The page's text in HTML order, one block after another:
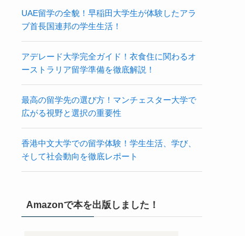
UAE留学の全貌！早稲田大学生が体験したアラ
ブ首長国連邦の学生生活！
アデレード大学完全ガイド！衣食住に関わるオ
ーストラリア留学準備を徹底解説！
最高の留学先の選び方！マンチェスター大学で
広がる視野と選択の重要性
香港中文大学での留学体験！学生生活、学び、
そして社会動向を徹底レポート
Amazonで本を出版しました！